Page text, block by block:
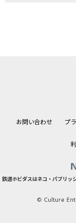
お問い合わせ プ
鉄道ホビダスはネコ・パブリッ
© Culture